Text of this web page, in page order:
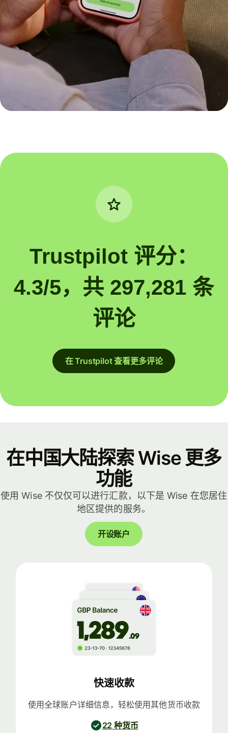
Trustpilot 评分：
4.3/5，共 297,281 条
评论
在 Trustpilot 查看更多评论
在中国大陆探索 Wise 更多
功能
使用 Wise 不仅仅可以进行汇款，以下是 Wise 在您居住
地区提供的服务。
开设账户
快速收款
使用全球账户详细信息，轻松使用其他货币收款
22 种货币